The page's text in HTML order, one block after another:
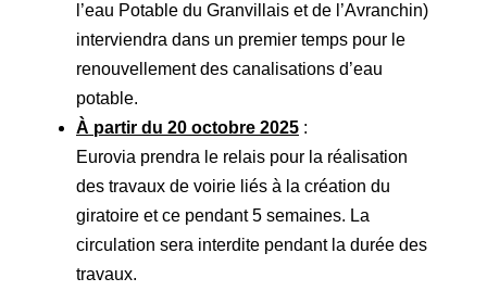
l’eau Potable du Granvillais et de l’Avranchin)
interviendra dans un premier temps pour le
renouvellement des canalisations d’eau
potable.
À partir du 20 octobre 2025:
Eurovia prendra le relais pour la réalisation
des travaux de voirie liés à la création du
giratoire et ce pendant 5 semaines. La
circulation sera interdite pendant la durée des
travaux.